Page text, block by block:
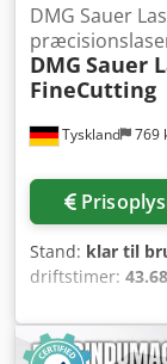
Tyskland 769
DMG Sauer
DMG Sauer
FineCutting
Stand: klar til
driftstimer:
vandring X-akse:
vandring på Z-